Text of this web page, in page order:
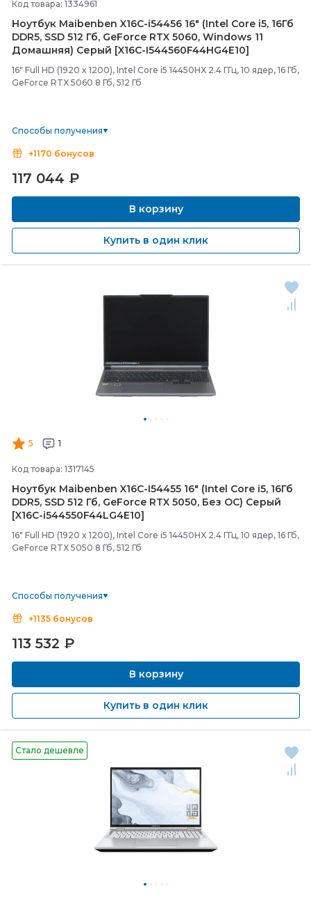
Код товара: 1334961
Ноутбук Maibenben X16C-i54456 16" (Intel Core i5, 16Гб
DDR5, SSD 512 Гб, GeForce RTX 5060, Windows 11
Домашняя) Серый [X16C-I544560F44HG4E10]
16" Full HD (1920 x 1200), Intel Core i5 14450HX 2.4 ГГц, 10 ядер, 16 Гб,
GeForce RTX 5060 8 Гб, 512 Гб
Способы получения
+1170 бонусов
117 044 ₽
В корзину
Купить в один клик
5 1
Код товара: 1317145
Ноутбук Maibenben X16C-I54455 16" (Intel Core i5, 16Гб
DDR5, SSD 512 Гб, GeForce RTX 5050, Без ОС) Серый
[X16C-i544550F44LG4E10]
16" Full HD (1920 x 1200), Intel Core i5 14450HX 2.4 ГГц, 10 ядер, 16 Гб,
GeForce RTX 5050 8 Гб, 512 Гб
Способы получения
+1135 бонусов
113 532 ₽
В корзину
Купить в один клик
Стало дешевле